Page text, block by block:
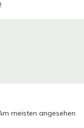
meisten angesehen